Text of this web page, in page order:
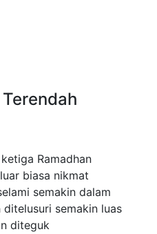
Ramadhan
biasa nikmat
semakin dalam
ditelusuri semakin luas
diteguk